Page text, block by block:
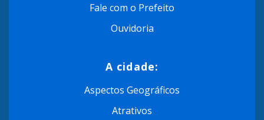
Fale com o Prefeito
Ouvidoria
A cidade:
Aspectos Geográficos
Atrativos